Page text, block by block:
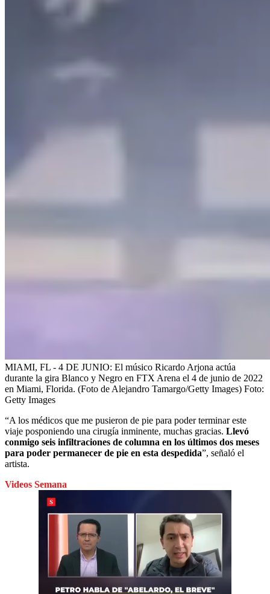
MIAMI, FL - 4 DE JUNIO: El músico Ricardo Arjona actúa
durante la gira Blanco y Negro en FTX Arena el 4 de junio de 2022
en Miami, Florida. (Foto de Alejandro Tamargo/Getty Images) Foto:
Getty Images
“A los médicos que me pusieron de pie para poder terminar este
viaje posponiendo una cirugía inminente, muchas gracias. Llevó
conmigo seis infiltraciones de columna en los últimos dos meses
para poder permanecer de pie en esta despedida”, señaló el
artista.
Videos Semana